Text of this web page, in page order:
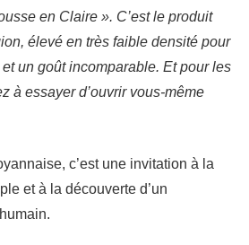
en Claire ». C’est le produit
élevé en très faible densité pour
un goût incomparable. Et pour les
à essayer d’ouvrir vous-même
c’est une invitation à la
et à la découverte d’un